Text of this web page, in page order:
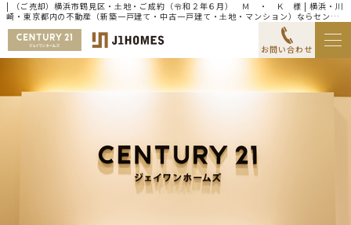
| （ご売却）横浜市鶴見区・土地・ご成約（令和２年６月） Ｍ ・ Ｋ 様 | 横浜・川
崎・東京都内の不動産（新築一戸建て・中古一戸建て・土地・マンション）ならセンチ
ュリー21ジェイワンホームズ
お問い合わせ